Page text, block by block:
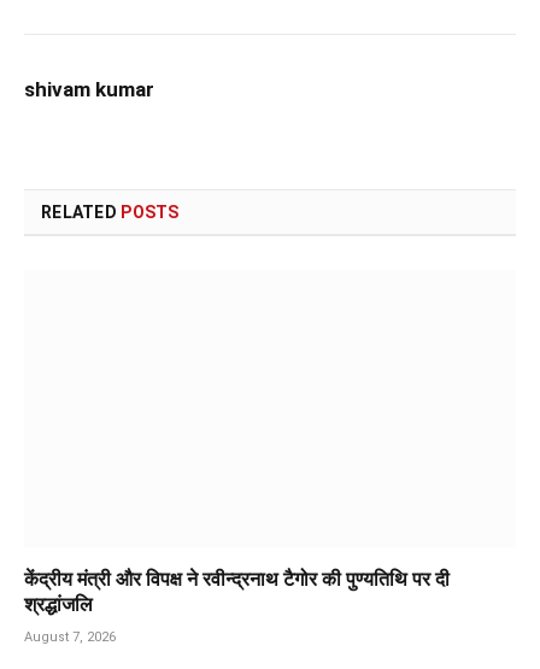
shivam kumar
RELATED POSTS
केंद्रीय मंत्री और विपक्ष ने रवीन्द्रनाथ टैगोर की पुण्यतिथि पर दी
श्रद्धांजलि
August 7, 2026